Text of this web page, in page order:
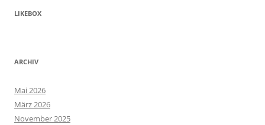
LIKEBOX
ARCHIV
Mai 2026
März 2026
November 2025